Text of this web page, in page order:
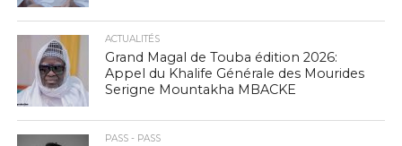
ACTUALITÉS
Grand Magal de Touba édition 2026:
Appel du Khalife Générale des Mourides
Serigne Mountakha MBACKE
PASS - PASS